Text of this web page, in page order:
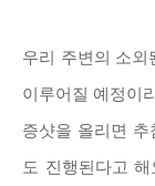
우리 주변의 소외
이루어질 예정이
증샷을 올리면
도 진행된다고